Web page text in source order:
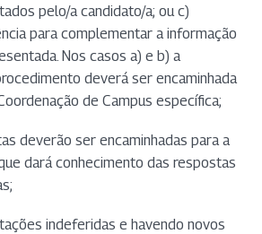
pelo/a candidato/a; ou c)
para complementar a informação
Nos casos a) e b) a
deverá ser encaminhada
de Campus específica;
deverão ser encaminhadas para a
dará conhecimento das respostas
indeferidas e havendo novos